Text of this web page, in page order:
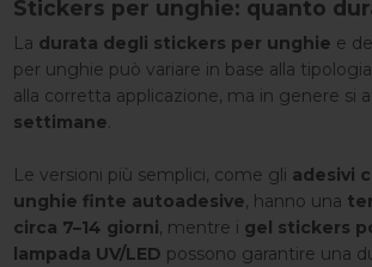
Stickers per unghie: quanto
La durata degli stickers per unghie e
per unghie può variare in base alla
alla corretta applicazione, ma in genere si
settimane.
Le versioni più semplici, come gli adesivi
unghie finte autoadesive, hanno una
circa 7–14 giorni, mentre i gel stickers
lampada UV/LED possono garantire una